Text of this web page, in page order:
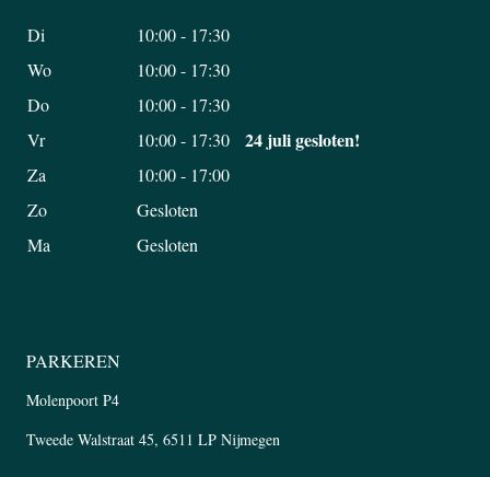
Di
10:00 - 17:30
Wo
10:00 - 17:30
Do
10:00 - 17:30
Vr
10:00 - 17:30 24 juli gesloten!
Za
10:00 - 17:00
Zo
Gesloten
Ma
Gesloten
PARKEREN
Molenpoort P4
Tweede Walstraat 45, 6511 LP Nijmegen